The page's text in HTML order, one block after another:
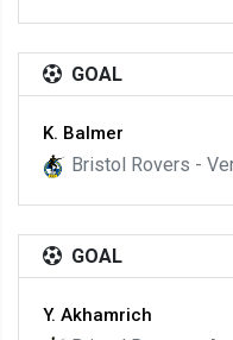
GOAL
K. Balmer
Bristol Rovers -
GOAL
Y. Akhamrich